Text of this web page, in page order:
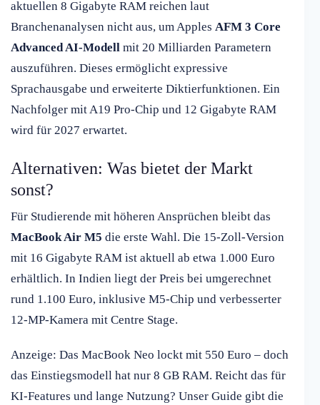
aktuellen 8 Gigabyte RAM reichen laut
Branchenanalysen nicht aus, um Apples AFM 3 Core
Advanced AI-Modell mit 20 Milliarden Parametern
auszuführen. Dieses ermöglicht expressive
Sprachausgabe und erweiterte Diktierfunktionen. Ein
Nachfolger mit A19 Pro-Chip und 12 Gigabyte RAM
wird für 2027 erwartet.
Alternativen: Was bietet der Markt
sonst?
Für Studierende mit höheren Ansprüchen bleibt das
MacBook Air M5 die erste Wahl. Die 15-Zoll-Version
mit 16 Gigabyte RAM ist aktuell ab etwa 1.000 Euro
erhältlich. In Indien liegt der Preis bei umgerechnet
rund 1.100 Euro, inklusive M5-Chip und verbesserter
12-MP-Kamera mit Centre Stage.
Anzeige: Das MacBook Neo lockt mit 550 Euro – doch
das Einstiegsmodell hat nur 8 GB RAM. Reicht das für
KI-Features und lange Nutzung? Unser Guide gibt die